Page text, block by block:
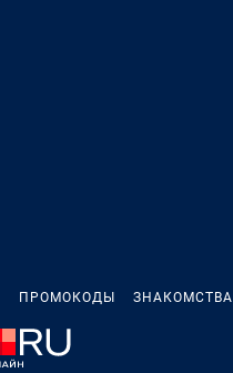
ПРОМОКОДЫ ЗНАКОМСТВА